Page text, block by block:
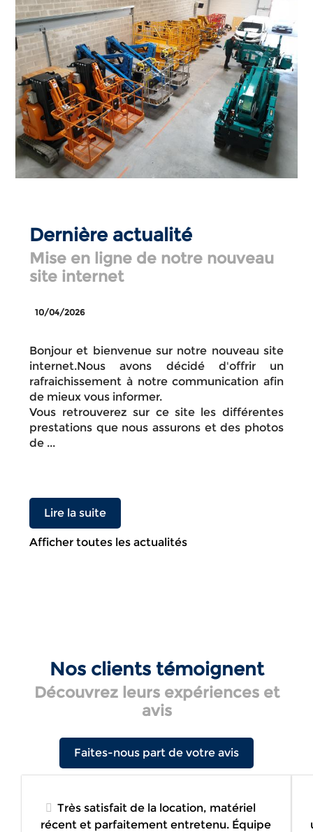
Dernière actualité
Mise en ligne de notre nouveau
site internet
10/04/2026
Bonjour et bienvenue sur notre nouveau site
internet.Nous avons décidé d'offrir un
rafraichissement à notre communication afin
de mieux vous informer.
Vous retrouverez sur ce site les différentes
prestations que nous assurons et des photos
de ...
Lire la suite
Afficher toutes les actualités
Nos clients témoignent
Découvrez leurs expériences et
avis
Faites-nous part de votre avis
Très satisfait de la location, matériel
récent et parfaitement entretenu. Équipe